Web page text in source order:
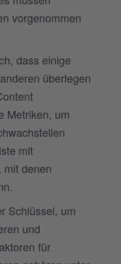
vorgenommen
dass einige
überlegen
Metriken, um
mit
mit denen
Schlüssel, um
und
für